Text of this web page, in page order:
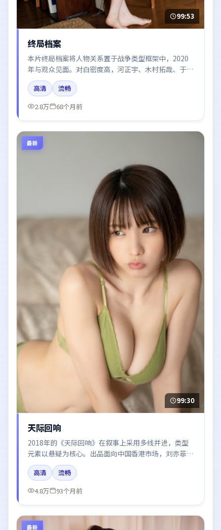
99:53
终局档案
本片终局档案将人物关系置于战争类型框架中，2020
年与观众见面。对白密度高，河正宇、木村拓哉、于和
伟、王景春、易烊千玺的台词节奏值得关注；整体气质
偏泰国都市与冷色调摄影。
高清
流畅
2.8万
68个月前
最新
99:30
天际回响
2018年的《天际回响》在叙事上采用多线并进，类型
元素以悬疑为核心。出品面向中国香港市场，刘亦菲、
咏梅、秦海璐、王景春所饰角色推动关键反转，结尾留
白引发讨论。
高清
流畅
4.8万
93个月前
最新